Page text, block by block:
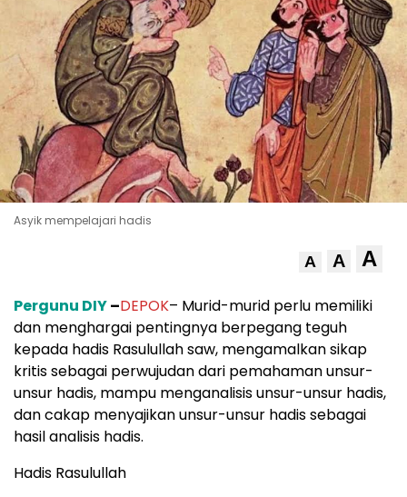
Asyik mempelajari hadis
A A A
Pergunu DIY–DEPOK– Murid-murid perlu memiliki
dan menghargai pentingnya berpegang teguh
kepada hadis Rasulullah saw, mengamalkan sikap
kritis sebagai perwujudan dari pemahaman unsur-
unsur hadis, mampu menganalisis unsur-unsur hadis,
dan cakap menyajikan unsur-unsur hadis sebagai
hasil analisis hadis.
Hadis Rasulullah